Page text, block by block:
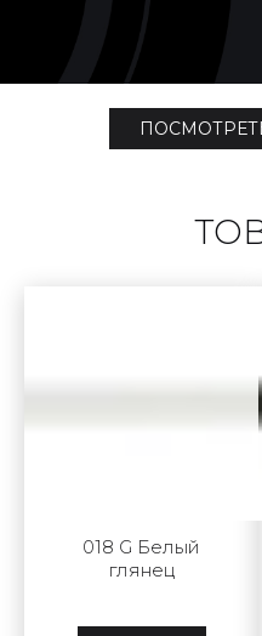
018 G Белый
глянец